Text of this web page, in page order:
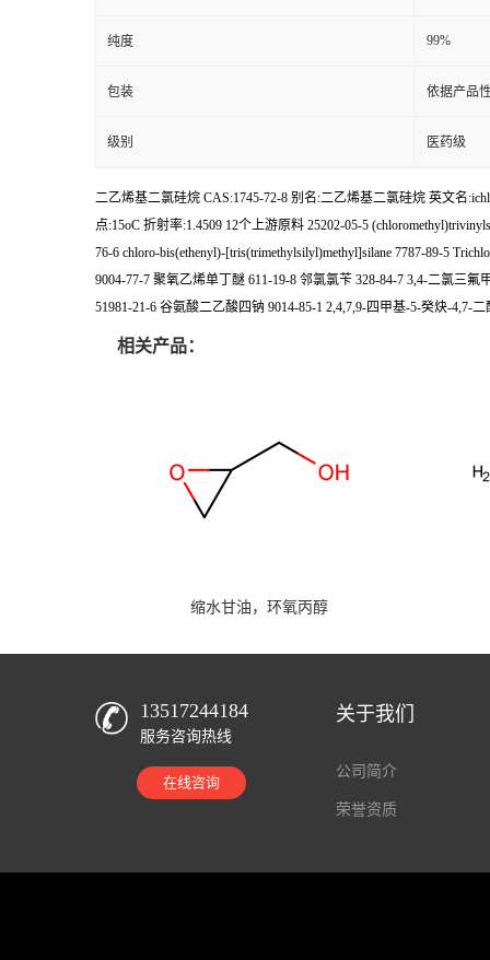
纯度 99%
包装 依据产品
级别 医药级
二乙烯基二氯硅烷 CAS:1745-72-8 别名:二乙烯基二氯硅烷 英文名
点:15oC 折射率:1.4509 12个上游原料 25202-05-5
76-6 chloro-bis(ethenyl)-[tris(trimethylsilyl)methyl]silane 7787-89-5
9004-77-7 聚氧乙烯单丁醚 611-19-8 邻氯氯苄 328-84-7 3,4-二氯三
51981-21-6 谷氨酸二乙酸四钠 9014-85-1 2,4,7,9-四甲基-5-癸炔-4,7-
相关产品：
缩水甘油，环氧丙醇
13517244184
服务咨询热线
在线咨询
关于我们
公司简介
荣誉资质